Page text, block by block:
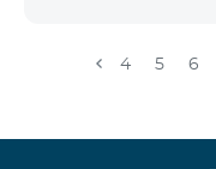
4 5 6